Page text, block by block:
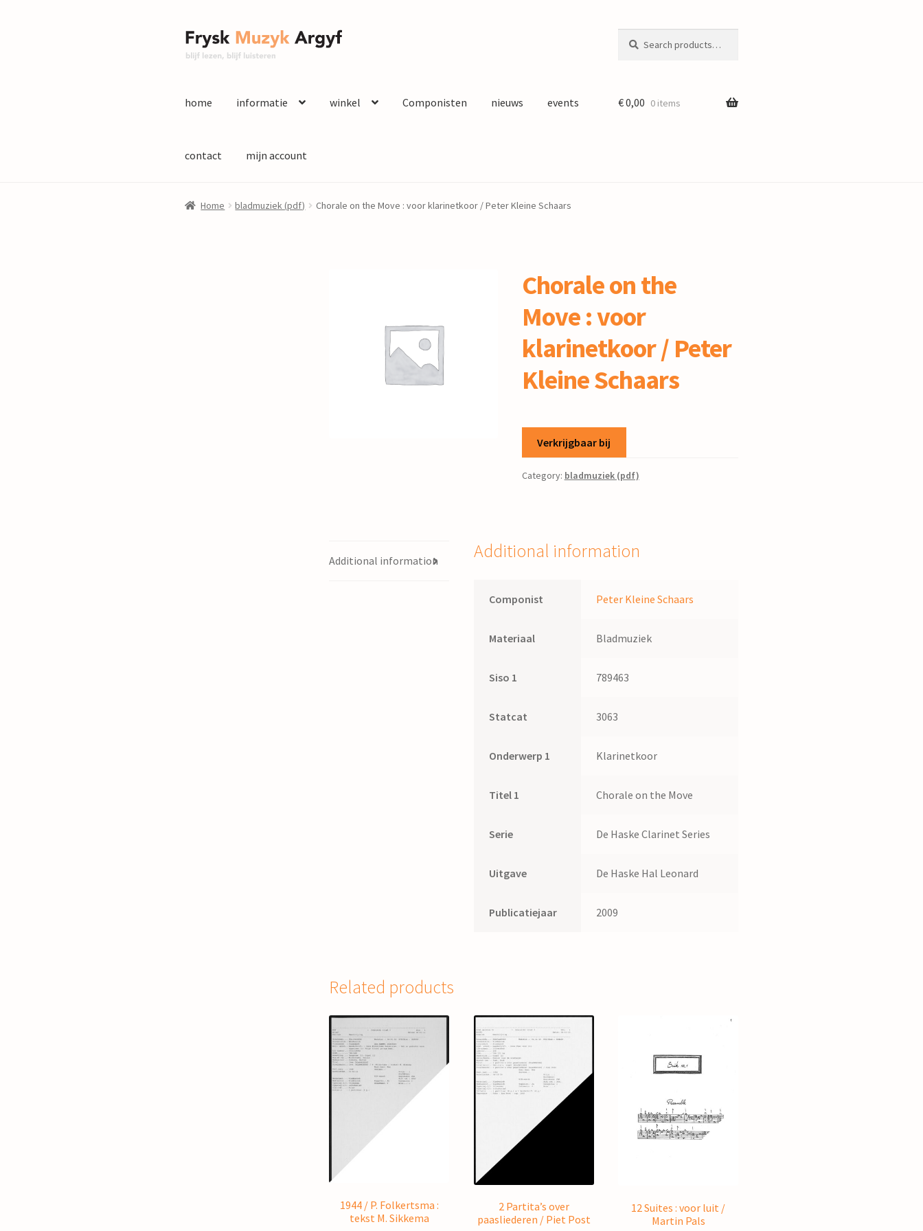
Ga
door
Ga
naar
for:
home informatie winkel Componisten nieuws events
contact mijn account
€0,00 0 items
Home bladmuziek (pdf) Chorale on the Move : voor klarinetkoor / Peter Kleine Schaars
Chorale on the
Move : voor
klarinetkoor / Peter
Kleine Schaars
Verkrijgbaar bij
Category: bladmuziek (pdf)
Additional information Additional information
Componist Peter Kleine Schaars
Materiaal Bladmuziek
Siso 1 789463
Statcat 3063
Onderwerp 1 Klarinetkoor
Titel 1 Chorale on the Move
Serie De Haske Clarinet Series
Uitgave De Haske Hal Leonard
Publicatiejaar 2009
Related products
1944 / P. Folkertsma :
tekst M. Sikkema
2 Partita’s over
paasliederen / Piet Post
12 Suites : voor luit /
Martin Pals